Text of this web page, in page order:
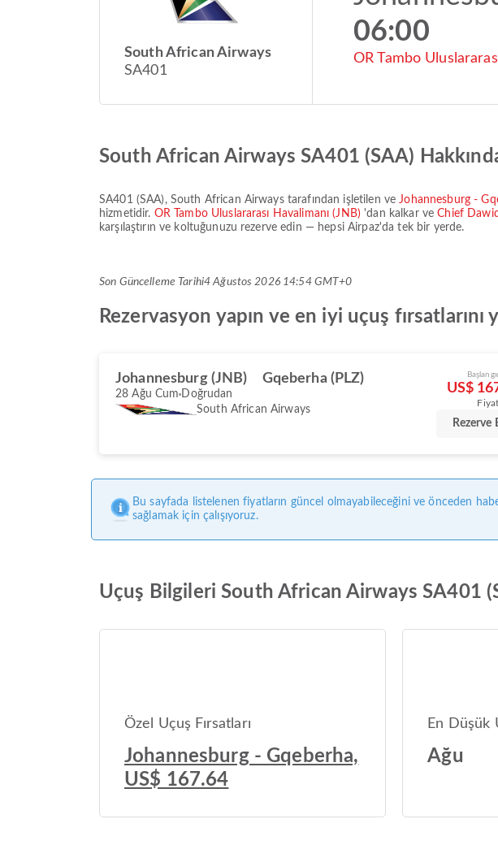
South African Airways
SA401
06:00
OR Tambo
South African Airways SA401 (SAA)
SA401 (SAA), South African Airwaystarafından işletilen veJohannesburg -
hizmetidir. OR Tambo Uluslararası Havalimanı (JNB) 'dan kalkar veChief
karşılaştırın ve koltuğunuzu rezerve edin — hepsi Airpaz'da tek bir yerde.
Son Güncelleme Tarihi4 Ağustos 2026 14:54 GMT+0
Rezervasyon yapın ve en iyi uçuş
Johannesburg (JNB) Gqeberha (PLZ)
28 Ağu Cum Doğrudan
South African Airways
US$
Rezerve
Bu sayfada listelenen fiyatların güncel olmayabileceğini ve önceden
sağlamak için çalışıyoruz.
Uçuş Bilgileri South African Airways SA401
Özel Uçuş Fırsatları
Johannesburg - Gqeberha,
US$ 167.64
En Düşük
Ağu